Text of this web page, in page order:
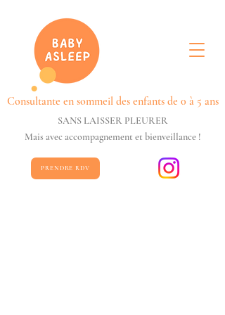
Consultante en sommeil des enfants de 0 à 5 ans
SANS LAISSER PLEURER
Mais avec accompagnement et bienveillance !
PRENDRE RDV